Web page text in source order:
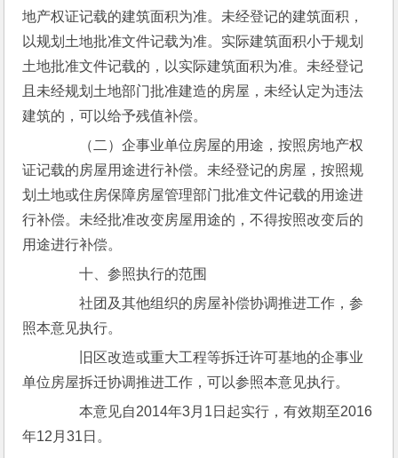
地产权证记载的建筑面积为准。未经登记的建筑面积，
以规划土地批准文件记载为准。实际建筑面积小于规划
土地批准文件记载的，以实际建筑面积为准。未经登记
且未经规划土地部门批准建造的房屋，未经认定为违法
建筑的，可以给予残值补偿。
（二）企事业单位房屋的用途，按照房地产权
证记载的房屋用途进行补偿。未经登记的房屋，按照规
划土地或住房保障房屋管理部门批准文件记载的用途进
行补偿。未经批准改变房屋用途的，不得按照改变后的
用途进行补偿。
十、参照执行的范围
社团及其他组织的房屋补偿协调推进工作，参
照本意见执行。
旧区改造或重大工程等拆迁许可基地的企事业
单位房屋拆迁协调推进工作，可以参照本意见执行。
本意见自2014年3月1日起实行，有效期至2016
年12月31日。